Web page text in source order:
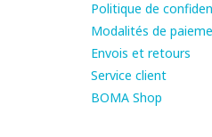
Politique de
Modalités de
Envois et retours
Service client
BOMA Shop